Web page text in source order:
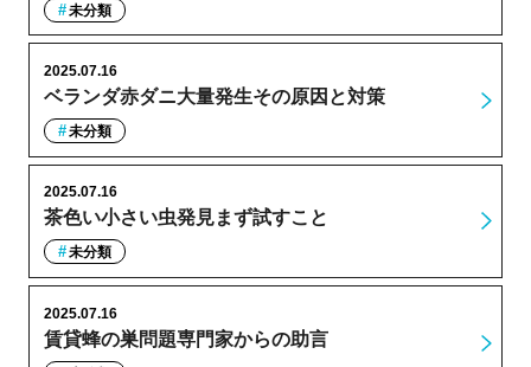
未分類
ベランダ赤ダニ大量発生その原因と対策
2025.07.16
未分類
茶色い小さい虫発見まず試すこと
2025.07.16
未分類
賃貸蜂の巣問題専門家からの助言
2025.07.16